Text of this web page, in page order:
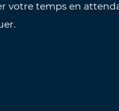
votre temps en